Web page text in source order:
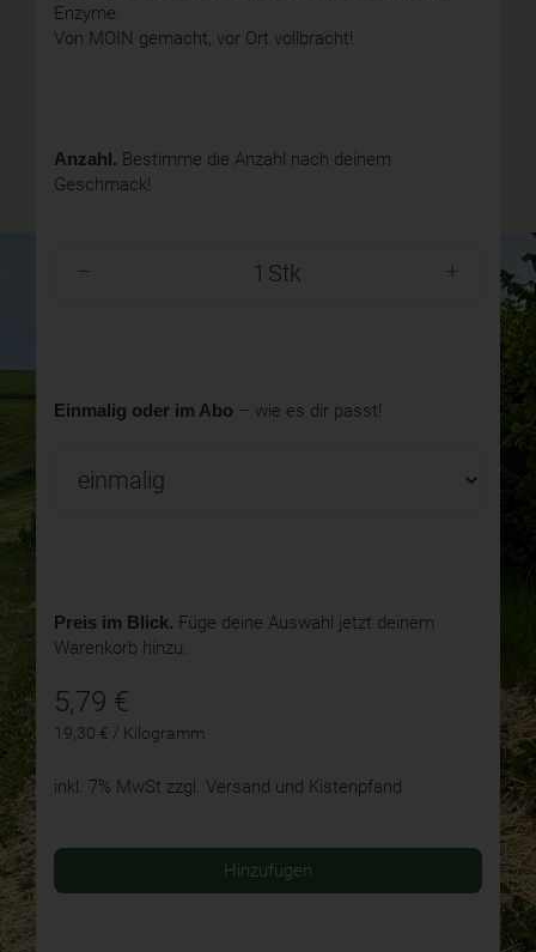
Enzyme.
Von MOIN gemacht, vor Ort vollbracht!
Anzahl. Bestimme die Anzahl nach deinem
Geschmack!
Stk
Einmalig oder im Abo – wie es dir passt!
Preis im Blick. Füge deine Auswahl jetzt deinem
Warenkorb hinzu.
5,79 €
19,30 € / Kilogramm
inkl. 7% MwSt zzgl. Versand und Kistenpfand
Hinzufügen